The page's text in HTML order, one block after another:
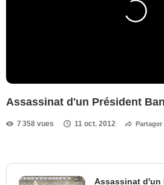
Assassinat d'un Président
7 358 vues 11 oct. 2012 Partager
Assassinat d'un